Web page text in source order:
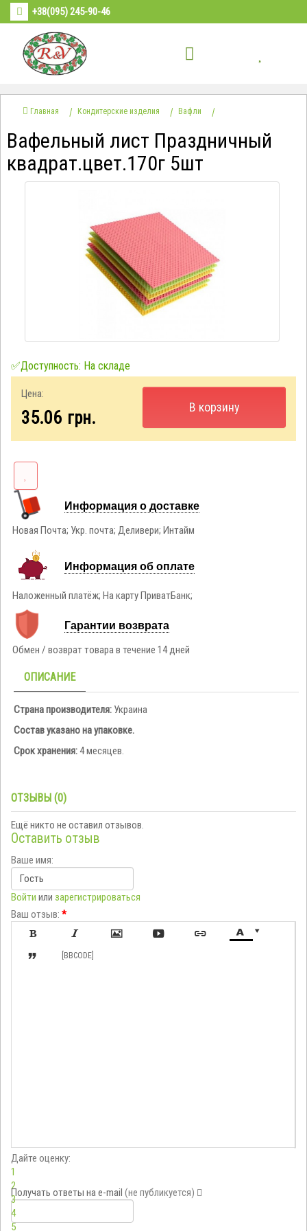
+38(095) 245-90-46
Главная Кондитерские изделия Вафли
Вафельный лист Праздничный
квадрат.цвет.170г 5шт
✅Доступность: На складе
Цена:
35.06 грн.
В корзину
Информация о доставке
Новая Почта; Укр. почта; Деливери; Интайм
Информация об оплате
Наложенный платёж; На карту ПриватБанк;
Гарантии возврата
Обмен / возврат товара в течение 14 дней
ОПИСАНИЕ
Страна производителя: Украина
Состав указано на упаковке.
Срок хранения:4 месяцев.
ОТЗЫВЫ (0)
Ещё никто не оставил отзывов.
Оставить отзыв
Ваше имя:
Войти или зарегистрироваться
Ваш отзыв: *

     
 [BBCODE]
Дайте оценку:
1
2
3
4
5
Получать ответы на e-mail (не публикуется)